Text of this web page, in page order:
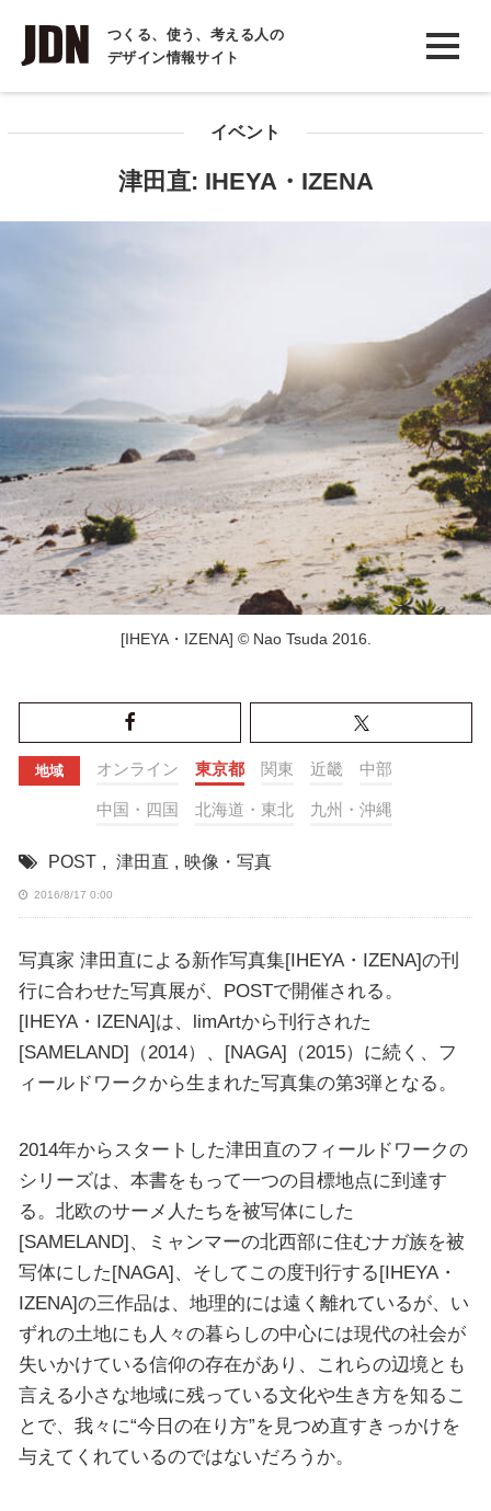
つくる、使う、考える人の
デザイン情報サイト
INTERVIEW
インタビュー
イベント
津田直: IHEYA・IZENA
[IHEYA・IZENA] © Nao Tsuda 2016.
地域 オンライン 東京都 関東 近畿 中部
中国・四国 北海道・東北 九州・沖縄
POST , 津田直 , 映像・写真
2016/8/17 0:00
写真家 津田直による新作写真集[IHEYA・IZENA]の刊
行に合わせた写真展が、POSTで開催される。
[IHEYA・IZENA]は、limArtから刊行された
[SAMELAND]（2014）、[NAGA]（2015）に続く、フ
ィールドワークから生まれた写真集の第3弾となる。
2014年からスタートした津田直のフィールドワークの
シリーズは、本書をもって一つの目標地点に到達す
る。北欧のサーメ人たちを被写体にした
[SAMELAND]、ミャンマーの北西部に住むナガ族を被
写体にした[NAGA]、そしてこの度刊行する[IHEYA・
IZENA]の三作品は、地理的には遠く離れているが、い
ずれの土地にも人々の暮らしの中心には現代の社会が
失いかけている信仰の存在があり、これらの辺境とも
言える小さな地域に残っている文化や生き方を知るこ
とで、我々に“今日の在り方”を見つめ直すきっかけを
与えてくれているのではないだろうか。